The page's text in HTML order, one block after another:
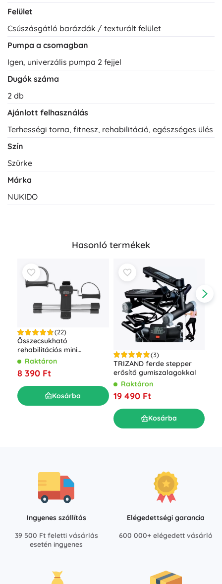
Felület
Csúszásgátló barázdák / texturált felület
Pumpa a csomagban
Igen, univerzális pumpa 2 fejjel
Dugók száma
2 db
Ajánlott felhasználás
Terhességi torna, fitnesz, rehabilitáció, egészséges ülés
Szín
Szürke
Márka
NUKIDO
Hasonló termékek
(22)
Összecsukható
rehabilitációs mini
szobakerékpár Basic LCD
Raktáron
8 390 Ft
Kosárba
(3)
TRIZAND ferde stepper
erősítő gumiszalagokkal
Raktáron
19 490 Ft
Kosárba
Ingyenes szállítás
39 500 Ft feletti vásárlás
esetén ingyenes
Elégedettségi garancia
600 000+ elégedett vásárló